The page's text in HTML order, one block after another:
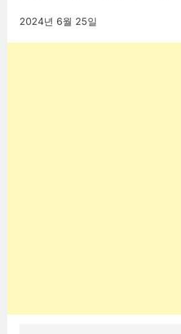
2024년 6월 25일